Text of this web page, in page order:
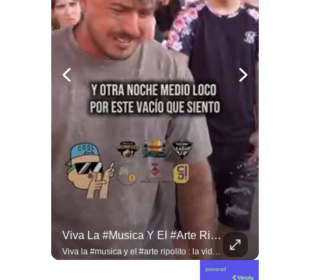
Viva La #musica Y El #arte Ripolito : La Vida De Me Hizo Sufrir
Viva la #musica y el #arte ripolito : la vida de me hizo sufrir
powered